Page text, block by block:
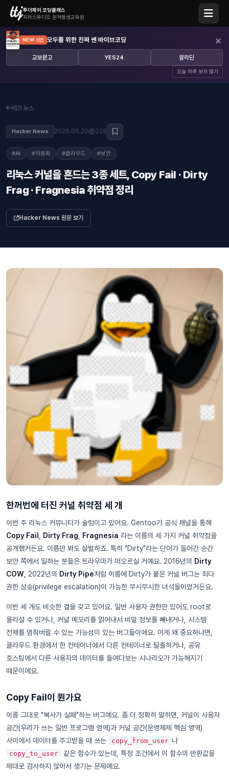
투더제이 코딩클래스
피라스튜디오 원격평생교육원
NEW 신간 모두를 위한 진짜 쎈 바이브코딩
교보문고 YES24 알라딘
오늘 하루 보지 않기
×
테크 뉴스
Hacker News 2026.05.20 229
#AI #자동화 #클라우드 #보안
리눅스 커널을 흔드는 3종 세트, Copy Fail · Dirty
Frag · Fragnesia 취약점 정리
Hacker News 원문 보기
한꺼번에 터진 커널 취약점 세 개
이번 주 리눅스 커뮤니티가 술렁이고 있어요. Gentoo가 공식 채널을 통해
Copy Fail
Dirty Frag Fragnesia 라는 이름의 세 가지 커널 취약점을
공개했거든요. 이름만 봐도 살벌하죠. 특히 "Dirty"라는 단어가 들어간 순간
보안 쪽에서 일하는 분들은 트라우마가 떠오르실 거예요. 2016년의 Dirty
COW , 2022년의 Dirty Pipe처럼 이름에 Dirty가 붙은 커널 버그는 죄다
권한 상승(privilege escalation)이 가능한 무시무시한 녀석들이었거든요.
이번 세 개도 비슷한 결을 갖고 있어요. 일반 사용자 권한만 있어도 root로
올라설 수 있거나, 커널 메모리를 읽어내서 비밀 정보를 빼내거나, 시스템
전체를 멈춰버릴 수 있는 가능성이 있는 버그들이에요. 이게 왜 중요하냐면,
클라우드 환경에서 한 컨테이너에서 다른 컨테이너로 탈출하거나, 공유
호스팅에서 다른 사용자의 데이터를 들여다보는 시나리오가 가능해지기
때문이에요.
Copy Fail이 뭔가요
이름 그대로 "복사가 실패"하는 버그예요. 좀 더 정확히 말하면, 커널이 사용자
공간(우리가 쓰는 일반 프로그램 영역)과 커널 공간(운영체제 핵심 영역)
사이에서 데이터를 주고받을 때 쓰는
copy_from_user 나
copy_to_user
같은 함수가 있는데, 특정 조건에서 이 함수의 반환값을
제대로 검사하지 않아서 생기는 문제예요.